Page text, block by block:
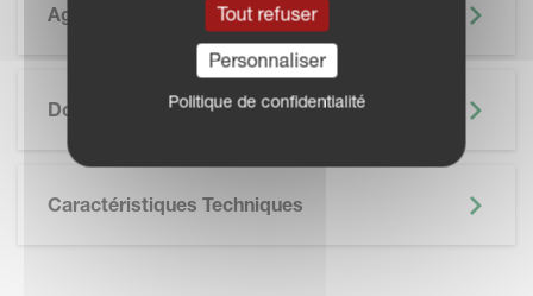
Agriculture De Précision
Documentation
Caractéristiques Techniques
Tout refuser
Personnaliser
Politique de confidentialité